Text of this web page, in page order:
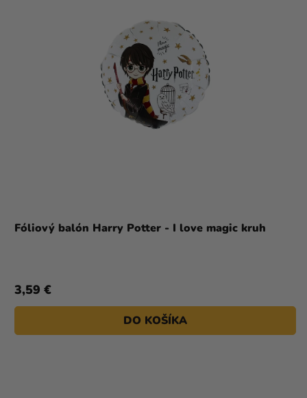
Fóliový balón Harry Potter - I love magic kruh
3,59 €
DO KOŠÍKA